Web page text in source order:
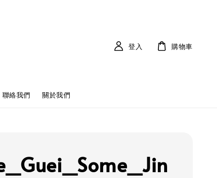
聯絡我們 關於我們
登入 購物車